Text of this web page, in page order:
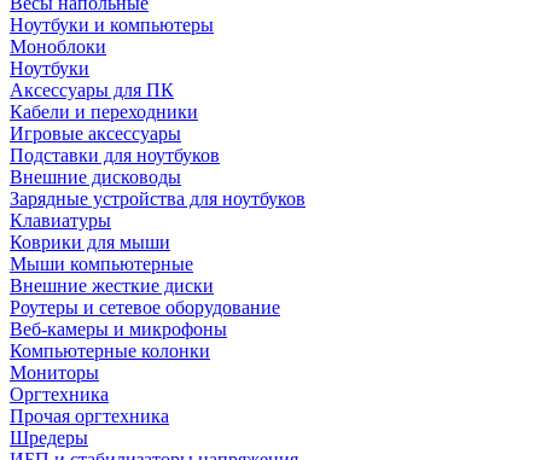
Ноутбуки и компьютеры
Моноблоки
Ноутбуки
Аксессуары для ПК
Кабели и переходники
Игровые аксессуары
Подставки для ноутбуков
Внешние дисководы
Зарядные устройства для ноутбуков
Клавиатуры
Коврики для мыши
Мыши компьютерные
Внешние жесткие диски
Роутеры и сетевое оборудование
Веб-камеры и микрофоны
Компьютерные колонки
Мониторы
Оргтехника
Прочая оргтехника
Шредеры